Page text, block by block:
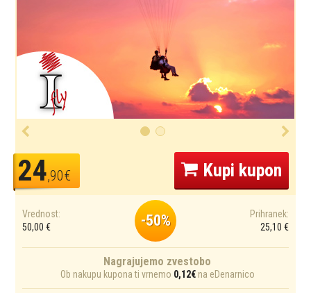
24,90€ Kupi kupon
Vrednost:
50,00 €
-50%
Prihranek:
25,10 €
Nagrajujemo zvestobo
Ob nakupu kupona ti vrnemo 0,12€ na eDenarnico